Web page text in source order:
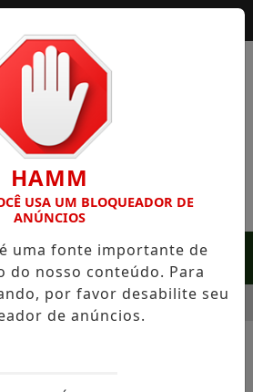
MENU
COM 488 HECTARES UNE ALTA
HAMM
USA UM BLOQUEADOR DE
ANÚNCIOS
uma fonte importante de
do nosso conteúdo. Para
por favor desabilite seu
de anúncios.